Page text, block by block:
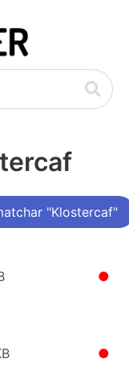
"Klostercaf"
●
●